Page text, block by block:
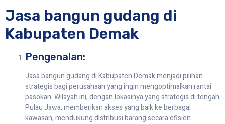
Jasa bangun gudang di
Kabupaten Demak
Pengenalan:
Jasa bangun gudang di Kabupaten Demak menjadi pilihan
strategis bagi perusahaan yang ingin mengoptimalkan rantai
pasokan. Wilayah ini, dengan lokasinya yang strategis di tengah
Pulau Jawa, memberikan akses yang baik ke berbagai
kawasan, mendukung distribusi barang secara efisien.